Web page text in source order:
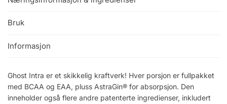
Bruk
Informasjon
Ghost Intra er et skikkelig kraftverk! Hver porsjon er fullpakket
med BCAA og EAA, pluss AstraGin® for absorpsjon. Den
inneholder også flere andre patenterte ingredienser, inkludert